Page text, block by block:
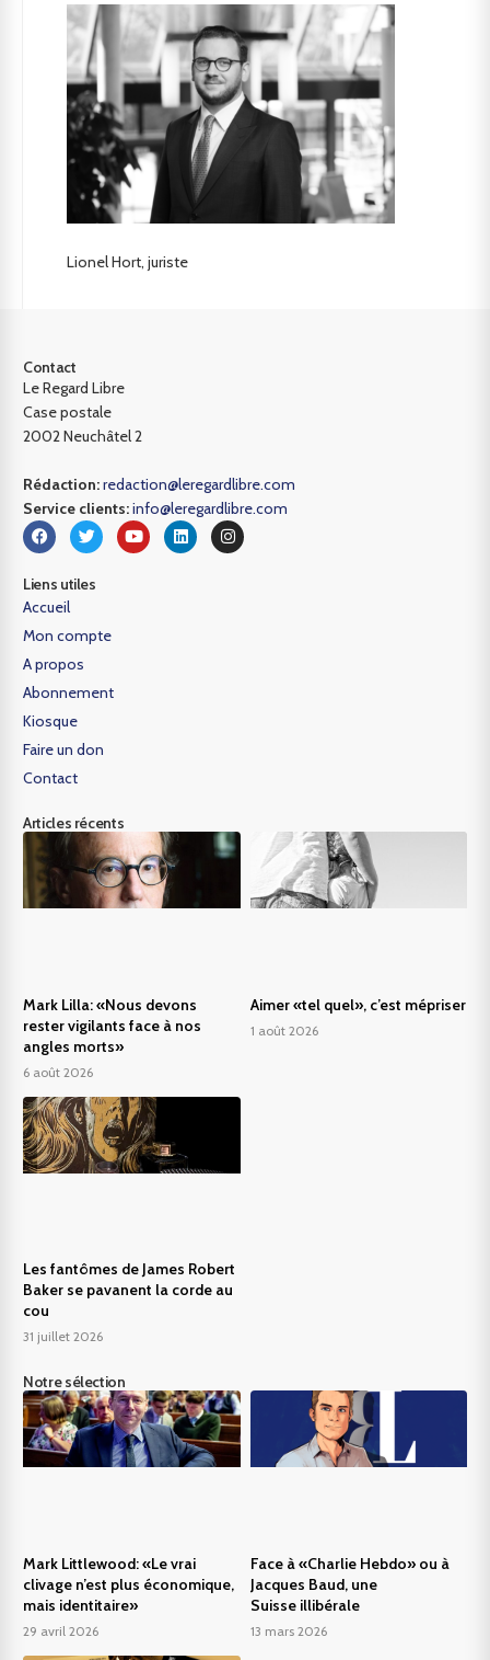
Lionel Hort, juriste
Contact
Le Regard Libre
Case postale
2002 Neuchâtel 2
Rédaction:redaction@leregardlibre.com
Service clients:info@leregardlibre.com
Liens utiles
Accueil
Mon compte
A propos
Abonnement
Kiosque
Faire un don
Contact
Articles récents
Mark Lilla: «Nous devons
rester vigilants face à nos
angles morts»
6 août 2026
Aimer «tel quel», c’est mépriser
1 août 2026
Les fantômes de James Robert
Baker se pavanent la corde au
cou
31 juillet 2026
Notre sélection
Mark Littlewood: «Le vrai
clivage n’est plus économique,
mais identitaire»
29 avril 2026
Face à «Charlie Hebdo» ou à
Jacques Baud, une
Suisse illibérale
13 mars 2026